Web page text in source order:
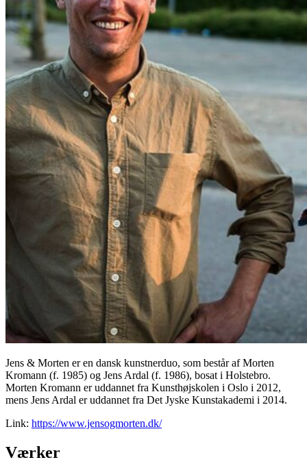
Jens & Morten er en dansk kunstnerduo, som består af Morten
Kromann (f. 1985) og Jens Ardal (f. 1986), bosat i Holstebro.
Morten Kromann er uddannet fra Kunsthøjskolen i Oslo i 2012,
mens Jens Ardal er uddannet fra Det Jyske Kunstakademi i 2014.
Link: https://www.jensogmorten.dk/
Værker